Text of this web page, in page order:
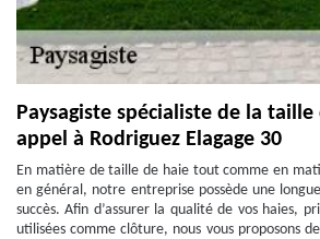
Paysagiste spécialiste de la
appel à Rodriguez Elagage 30
En matière de taille de haie tout comme en
en général, notre entreprise possède une
succès. Afin d’assurer la qualité de vos haies,
utilisées comme clôture, nous vous proposons